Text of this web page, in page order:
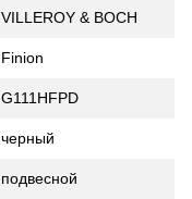
VILLEROY & BOCH
Finion
G111HFPD
черный
подвесной